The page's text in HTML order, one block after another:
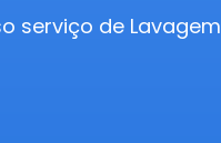
serviço de Lavagem